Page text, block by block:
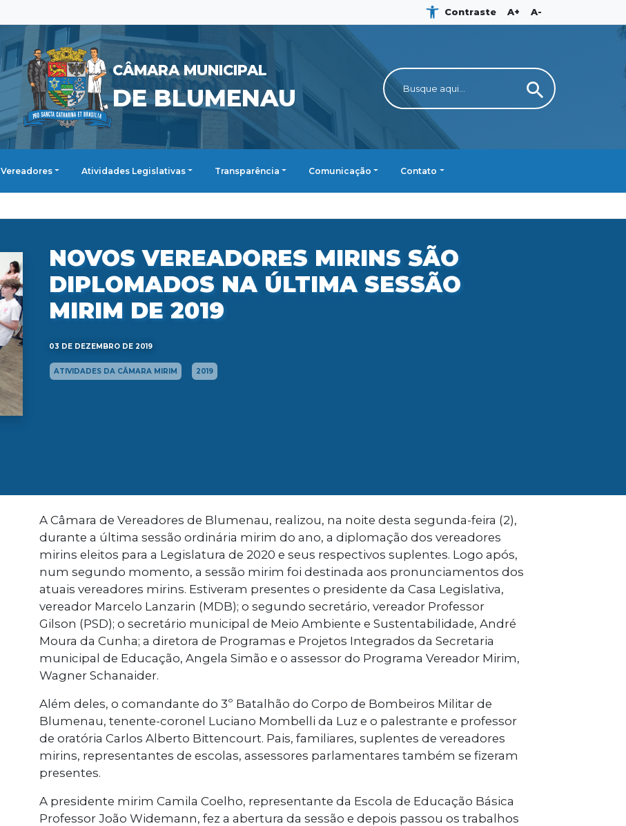
Contraste A+ A-
CÂMARA MUNICIPAL
DE BLUMENAU search
Vereadores Atividades Legislativas Transparência Comunicação Contato
NOVOS VEREADORES MIRINS SÃO
DIPLOMADOS NA ÚLTIMA SESSÃO
MIRIM DE 2019
03 DE DEZEMBRO DE 2019
ATIVIDADES DA CÂMARA MIRIM 2019
A Câmara de Vereadores de Blumenau, realizou, na noite desta segunda-feira (2),
durante a última sessão ordinária mirim do ano, a diplomação dos vereadores
mirins eleitos para a Legislatura de 2020 e seus respectivos suplentes. Logo após,
num segundo momento, a sessão mirim foi destinada aos pronunciamentos dos
atuais vereadores mirins. Estiveram presentes o presidente da Casa Legislativa,
vereador Marcelo Lanzarin (MDB); o segundo secretário, vereador Professor
Gilson (PSD); o secretário municipal de Meio Ambiente e Sustentabilidade, André
Moura da Cunha; a diretora de Programas e Projetos Integrados da Secretaria
municipal de Educação, Angela Simão e o assessor do Programa Vereador Mirim,
Wagner Schanaider.
Além deles, o comandante do 3º Batalhão do Corpo de Bombeiros Militar de
Blumenau, tenente-coronel Luciano Mombelli da Luz e o palestrante e professor
de oratória Carlos Alberto Bittencourt. Pais, familiares, suplentes de vereadores
mirins, representantes de escolas, assessores parlamentares também se fizeram
presentes.
A presidente mirim Camila Coelho, representante da Escola de Educação Básica
Professor João Widemann, fez a abertura da sessão e depois passou os trabalhos